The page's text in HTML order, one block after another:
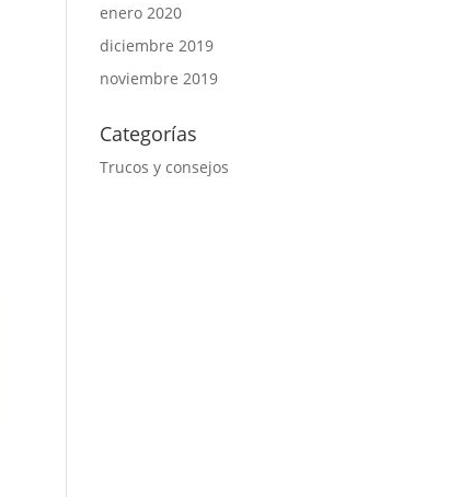
enero 2020
diciembre 2019
noviembre 2019
Categorías
Trucos y consejos